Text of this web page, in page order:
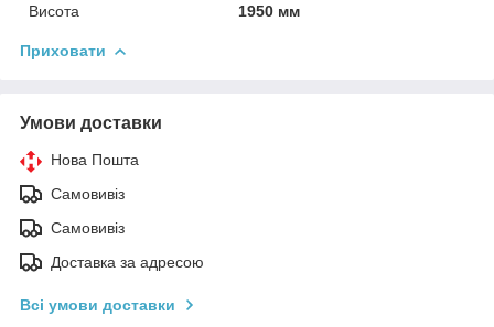
Висота
1950 мм
Приховати
Умови доставки
Нова Пошта
Самовивіз
Самовивіз
Доставка за адресою
Всі умови доставки